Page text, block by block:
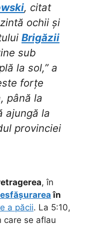
, citat
ochii și
Brigăzii
sub
la sol,” a
forțe
până la
ajungă la
provinciei
, în
în
a păcii. La 5:10,
care se aflau